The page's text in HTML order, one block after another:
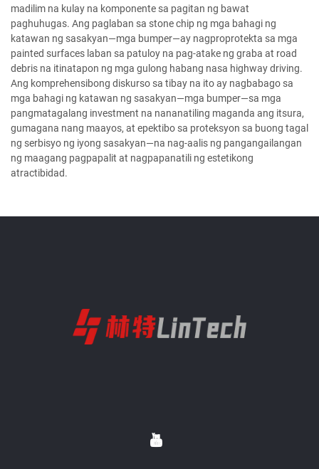
madilim na kulay na komponente sa pagitan ng bawat
paghuhugas. Ang paglaban sa stone chip ng mga bahagi ng
katawan ng sasakyan—mga bumper—ay nagproprotekta sa mga
painted surfaces laban sa patuloy na pag-atake ng graba at road
debris na itinatapon ng mga gulong habang nasa highway driving.
Ang komprehensibong diskurso sa tibay na ito ay nagbabago sa
mga bahagi ng katawan ng sasakyan—mga bumper—sa mga
pangmatagalang investment na nananatiling maganda ang itsura,
gumagana nang maayos, at epektibo sa proteksyon sa buong tagal
ng serbisyo ng iyong sasakyan—na nag-aalis ng pangangailangan
ng maagang pagpapalit at nagpapanatili ng estetikong
atractibidad.